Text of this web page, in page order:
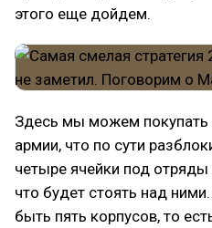
этого еще дойдем.
Здесь мы можем покупать
армии, что по сути
четыре ячейки под
что будет стоять над
быть пять корпусов, то